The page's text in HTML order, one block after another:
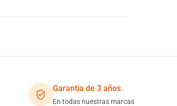
Garantía de 3 años
En todas nuestras marcas